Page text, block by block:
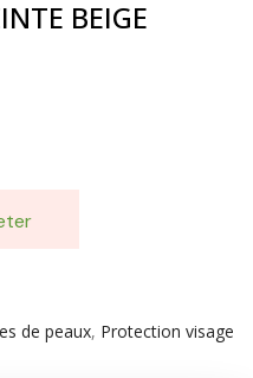
BEIGE
de peaux, Protection visage